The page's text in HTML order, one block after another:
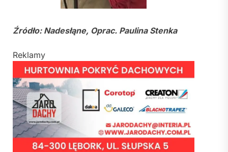
Źródło: Nadesłąne, Oprac. Paulina Stenka
Reklamy